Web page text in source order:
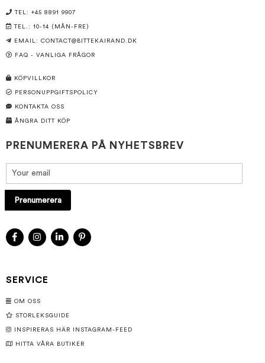
TEL: +45 8891 9907
TEL.: 10-14 (MÅN-FRE)
EMAIL: CONTACT@BITTEKAIRAND.DK
FAQ - VANLIGA FRÅGOR
KÖPVILLKOR
PERSONUPPGIFTSPOLICY
KONTAKTA OSS
ÅNGRA DITT KÖP
PRENUMERERA PÅ NYHETSBREV
Prenumerera
SERVICE
OM OSS
STORLEKSGUIDE
INSPIRERAS HÄR INSTAGRAM-FEED
HITTA VÅRA BUTIKER